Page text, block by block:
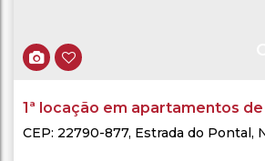
1ª locação em apartamentos de
quartos, além de coberturas
CEP: 22790-877, Estrada do Pontal ,